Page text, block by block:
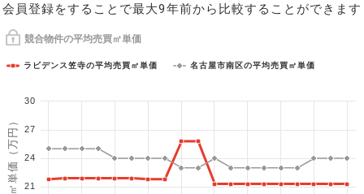
会員登録をすることで最大9年前から比較することができます
競合物件の平均売買㎡単価
1㎡単価（万円）
ラビデンス笠寺の平均売買㎡単価 名古屋市南区の平均売買㎡単価
21
24
27
30